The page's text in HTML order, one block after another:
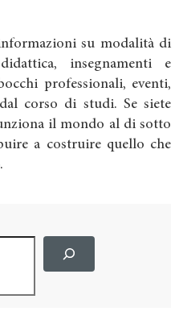
su modalità di
insegnamenti e
professionali, eventi,
corso di studi. Se siete
il mondo al di sotto
a costruire quello che